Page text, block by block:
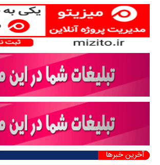
آخرین خبرها